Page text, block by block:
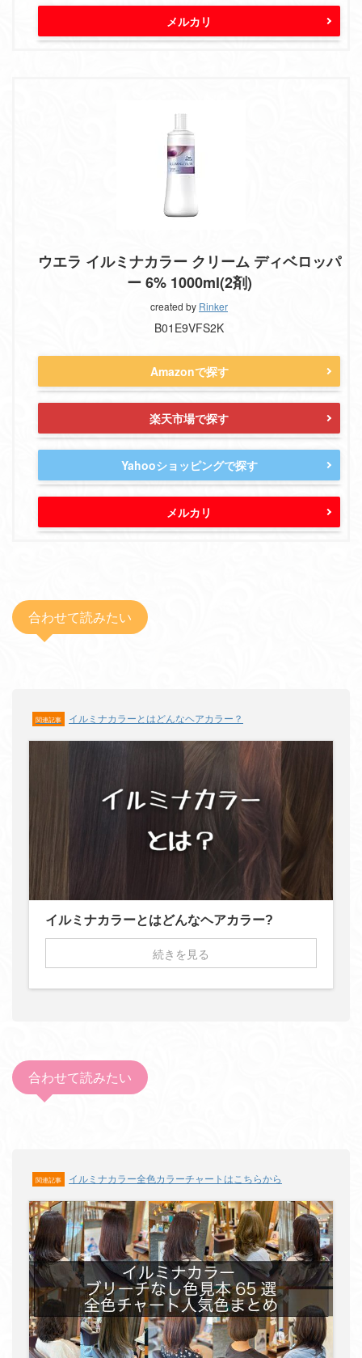
メルカリ
ウエラ イルミナカラー クリーム ディベロッパ
ー 6% 1000ml(2剤)
created by Rinker
B01E9VFS2K
Amazonで探す
楽天市場で探す
Yahooショッピングで探す
メルカリ
合わせて読みたい
関連記事 イルミナカラーとはどんなヘアカラー？
イルミナカラーとはどんなヘアカラー?
続きを見る
合わせて読みたい
関連記事 イルミナカラー全色カラーチャートはこちらから